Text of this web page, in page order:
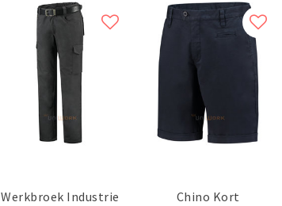
Werkbroek Industrie Chino Kort